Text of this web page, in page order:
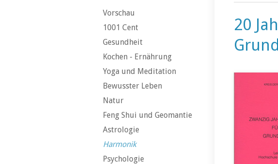
Vorschau
1001 Cent
Gesundheit
Kochen - Ernährung
Yoga und Meditation
Bewusster Leben
Natur
Feng Shui und Geomantie
Astrologie
Harmonik
Psychologie
20